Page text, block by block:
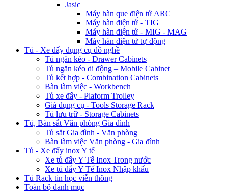
Jasic
Máy hàn que điện tử ARC
Máy hàn điện tử - TIG
Máy hàn điện tử - MIG - MAG
Máy hàn điện tử tự động
Tủ - Xe đẩy dụng cụ đồ nghề
Tủ ngăn kéo - Drawer Cabinets
Tủ ngăn kéo di động – Mobile Cabinet
Tủ kết hợp - Combination Cabinets
Bàn làm việc - Workbench
Tủ xe đẩy - Plaform Trolley
Giá dụng cụ - Tools Storage Rack
Tủ lưu trữ - Storage Cabinets
Tủ, Bàn sắt Văn phòng Gia đình
Tủ sắt Gia đình - Văn phòng
Bàn làm việc Văn phòng - Gia đình
Tủ - Xe đẩy inox Y tế
Xe tủ đẩy Y Tế Inox Trong nước
Xe tủ đẩy Y Tế Inox Nhập khẩu
Tủ Rack tin học viễn thông
Toàn bộ danh mục